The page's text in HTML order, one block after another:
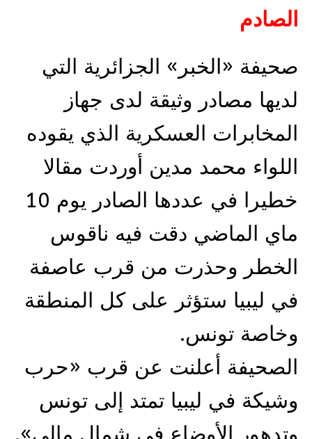
الصادم
صحيفة «الخبر» الجزائرية التي
لديها مصادر وثيقة لدى جهاز
المخابرات العسكرية الذي يقوده
اللواء محمد مدين أوردت مقالا
خطيرا في عددها الصادر يوم 10
ماي الماضي دقت فيه ناقوس
الخطر وحذرت من قرب عاصفة
في ليبيا ستؤثر على كل المنطقة
وخاصة تونس.
الصحيفة أعلنت عن قرب «حرب
وشيكة في ليبيا تمتد إلى تونس